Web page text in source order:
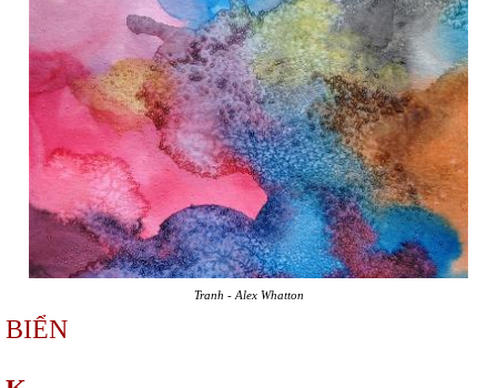
Tranh - Alex Whatton
BIỂN